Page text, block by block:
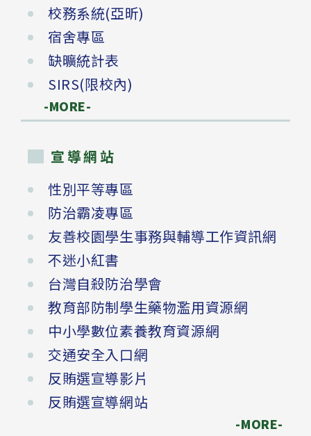
校務系統(亞昕)
宿舍專區
缺曠統計表
SIRS(限校內)
-MORE-
宣導網站
性別平等專區
防治霸凌專區
友善校園學生事務與輔導工作資訊網
不迷小紅書
台灣自殺防治學會
教育部防制學生藥物濫用資源網
中小學數位素養教育資源網
交通安全入口網
反賄選宣導影片
反賄選宣導網站
-MORE-